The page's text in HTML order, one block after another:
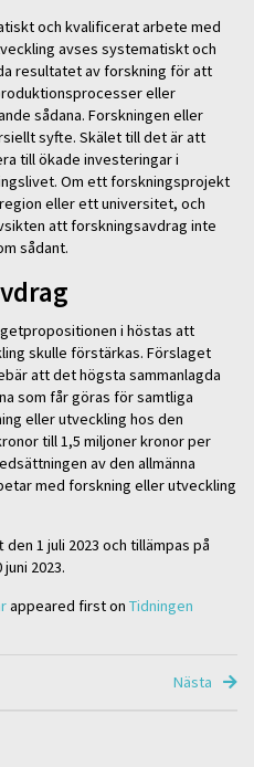
och kvalificerat arbete med
avses systematiskt och
resultatet av forskning för att
eller
sådana. Forskningen eller
syfte. Skälet till det är att
till ökade investeringar i
Om ett forskningsprojekt
eller ett universitet, och
att forskningsavdrag inte
sådant.
i höstas att
skulle förstärkas. Förslaget
att det högsta sammanlagda
som får göras för samtliga
eller utveckling hos den
till 1,5 miljoner kronor per
av den allmänna
med forskning eller utveckling
1 juli 2023 och tillämpas på
2023.
appeared first on Tidningen
Nästa